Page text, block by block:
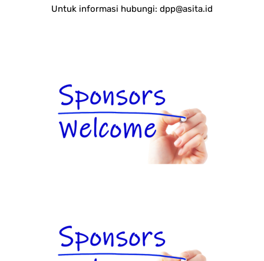
Untuk informasi hubungi: dpp@asita.id